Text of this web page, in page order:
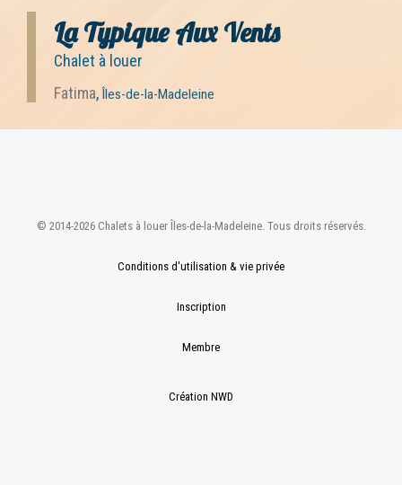
La Typique Aux Vents
Chalet à louer
Fatima,Îles-de-la-Madeleine
© 2014-2026 Chalets à louer Îles-de-la-Madeleine. Tous droits réservés.
Conditions d'utilisation & vie privée
Inscription
Membre
Création NWD